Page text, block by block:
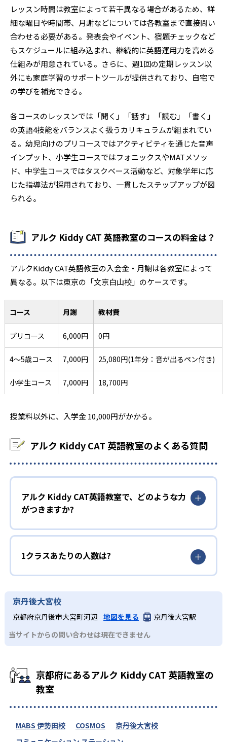
レッスン時間は教室によって若干異なる場合があるため、詳
細な曜日や時間帯、月謝などについては各教室まで直接問い
合わせる必要がある。発表会やイベント、宿題チェックなど
もスケジュールに組み込まれ、継続的に英語運用力を高める
仕組みが用意されている。さらに、週1回の定期レッスン以
外にも家庭学習のサポートツールが提供されており、自宅で
の学びを補完できる。
各コースのレッスンでは「聞く」「話す」「読む」「書く」
の英語4技能をバランスよく扱うカリキュラムが組まれてい
る。幼児向けのプリコースではアクティビティを通じた音声
インプット、小学生コースではフォニックスやMATメソッ
ド、中学生コースではタスクベース活動など、対象学年に応
じた指導法が採用されており、一貫したステップアップが図
られる。
アルク Kiddy CAT 英語教室のコースの料金は？
アルクKiddy CAT英語教室の入会金・月謝は各教室によって
異なる。以下は東京の「文京白山校」のケースです。
コース 月謝 教材費
プリコース 6,000円 0円
4～5歳コース 7,000円 25,080円(1年分：音が出るペン付き)
小学生コース 7,000円 18,700円
授業料以外に、入学金 10,000円がかかる。
アルク Kiddy CAT 英語教室のよくある質問
アルク Kiddy CAT英語教室で、どのような力
がつきますか?
1クラスあたりの人数は?
京丹後大宮校
京都府京丹後市大宮町河辺 地図を見る
京丹後大宮駅
当サイトからの問い合わせは現在できません
京都府にあるアルク Kiddy CAT 英語教室の
教室
MABS 伊勢田校 COSMOS
京丹後大宮校